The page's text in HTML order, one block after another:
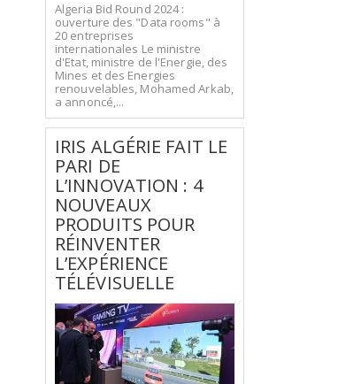
Algeria Bid Round 2024 :
ouverture des "Data rooms" à
20 entreprises
internationales Le ministre
d'Etat, ministre de l'Energie, des
Mines et des Energies
renouvelables, Mohamed Arkab,
a annoncé,...
IRIS ALGÉRIE FAIT LE
PARI DE
L’INNOVATION : 4
NOUVEAUX
PRODUITS POUR
RÉINVENTER
L’EXPÉRIENCE
TÉLÉVISUELLE